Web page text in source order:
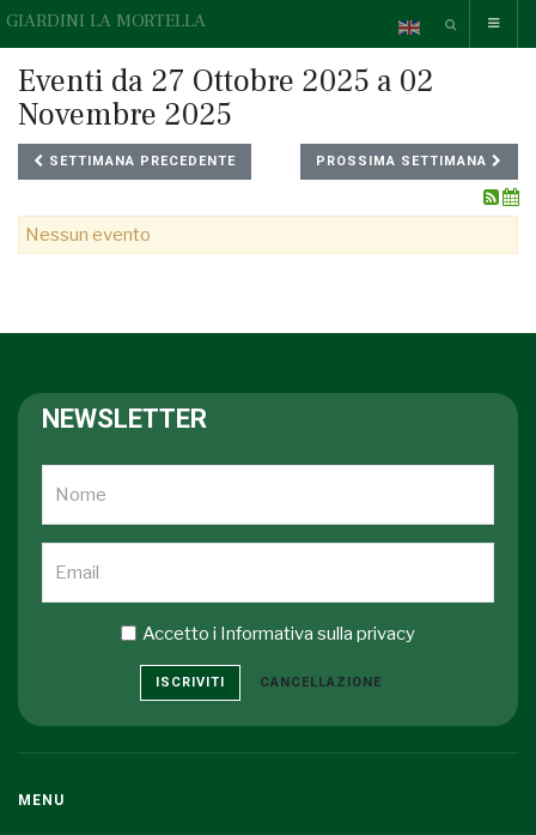
GIARDINI LA MORTELLA
Eventi da 27 Ottobre 2025 a 02
Novembre 2025
SETTIMANA PRECEDENTE PROSSIMA SETTIMANA
Nessun evento
NEWSLETTER
Accetto i Informativa sulla privacy
ISCRIVITI CANCELLAZIONE
MENU